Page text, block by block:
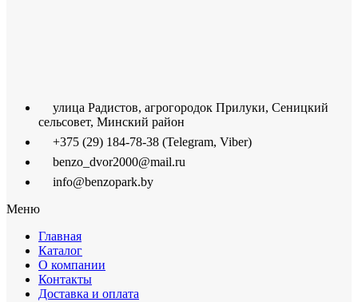
улица Радистов, агрогородок Прилуки, Сеницкий
сельсовет, Минский район
+375 (29) 184-78-38 (Telegram, Viber)
benzo_dvor2000@mail.ru
info@benzopark.by
Меню
Главная
Каталог
О компании
Контакты
Доставка и оплата